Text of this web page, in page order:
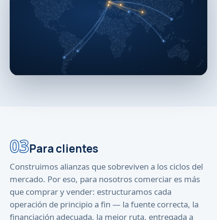
03Para clientes
Construimos alianzas que sobreviven a los ciclos del
mercado. Por eso, para nosotros comerciar es más
que comprar y vender: estructuramos cada
operación de principio a fin — la fuente correcta, la
financiación adecuada, la mejor ruta, entregada a